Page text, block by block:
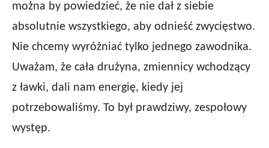
można by powiedzieć, że nie dał z siebie
absolutnie wszystkiego, aby odnieść zwycięstwo.
Nie chcemy wyróżniać tylko jednego zawodnika.
Uważam, że cała drużyna, zmiennicy wchodzący
z ławki, dali nam energię, kiedy jej
potrzebowaliśmy. To był prawdziwy, zespołowy
występ.